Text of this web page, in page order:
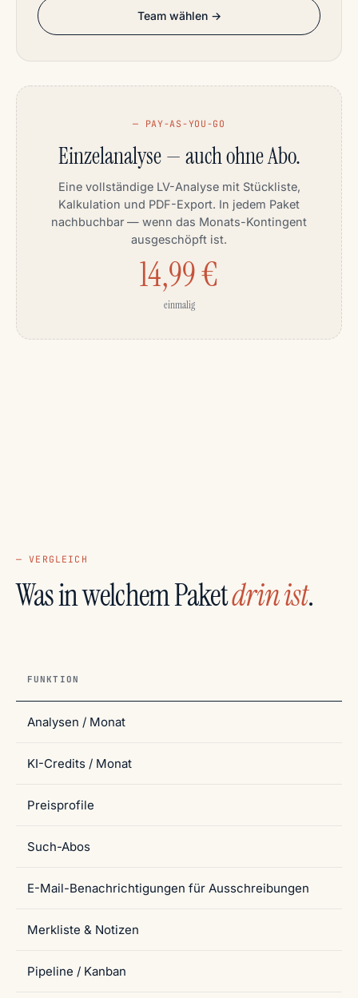
Team wählen →
— PAY-AS-YOU-GO
Einzelanalyse — auch ohne Abo.
Eine vollständige LV-Analyse mit Stückliste,
Kalkulation und PDF-Export. In jedem Paket
nachbuchbar — wenn das Monats-Kontingent
ausgeschöpft ist.
14,99 €
einmalig
— VERGLEICH
Was in welchem Paketdrin ist.
FUNKTION
Analysen / Monat
KI-Credits / Monat
Preisprofile
Such-Abos
E-Mail-Benachrichtigungen für Ausschreibungen
Merkliste & Notizen
Pipeline / Kanban